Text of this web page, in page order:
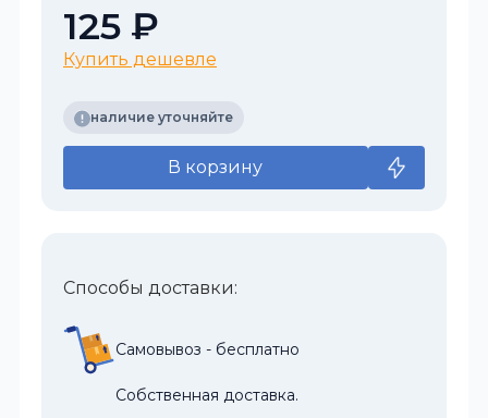
125 ₽
Купить дешевле
наличие уточняйте
В корзину
Способы доставки:
Самовывоз - бесплатно
Собственная доставка.